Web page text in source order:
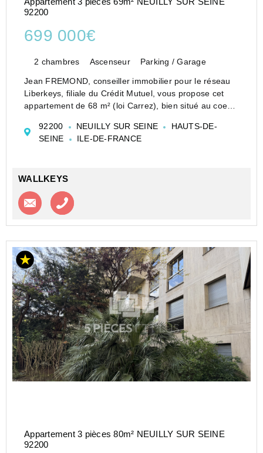
92200
699 000€
2 chambres Ascenseur Parking / Garage
Jean FREMOND, conseiller immobilier pour le réseau
Liberkeys, filiale du Crédit Mutuel, vous propose cet
appartement de 68 m² (loi Carrez), bien situé au coeur
Ce bien traversant offre une entrée fonctionnelle, un
lumineux séjour (27m...
92200 NEUILLY SUR SEINE
HAUTS-DE-
SEINE
ILE-DE-FRANCE
WALLKEYS
Contacter l'agence
Appartement 3 pièces 80m² NEUILLY SUR SEINE
92200